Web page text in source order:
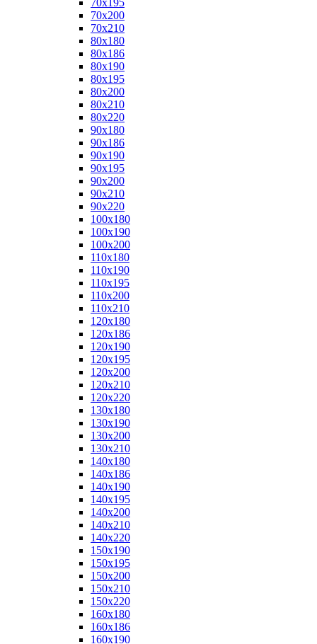
70x195
70x200
70x210
80x180
80x186
80x190
80x195
80x200
80x210
80x220
90x180
90x186
90x190
90x195
90x200
90x210
90x220
100x180
100x190
100x200
110x180
110x190
110x195
110x200
110x210
120x180
120x186
120x190
120x195
120x200
120x210
120x220
130x180
130x190
130x200
130x210
140x180
140x186
140x190
140x195
140x200
140x210
140x220
150x190
150x195
150x200
150x210
150x220
160x180
160x186
160x190